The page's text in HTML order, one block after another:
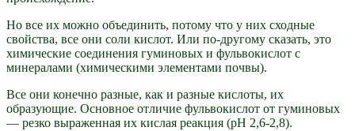
Но все их можно объединить, потому что у них сходные
свойства, все они соли кислот. Или по-другому сказать, это
химические соединения гуминовых и фульвокислот с
минералами (химическими элементами почвы).
Все они конечно разные, как и разные кислоты, их
образующие. Основное отличие фульвокислот от гуминовых
— резко выраженная их кислая реакция (рН 2,6-2,8).